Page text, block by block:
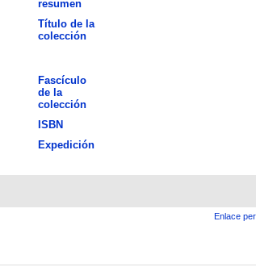
resumen
Título de la
colección
Fascículo
de la
colección
ISBN
Expedición
Enlace